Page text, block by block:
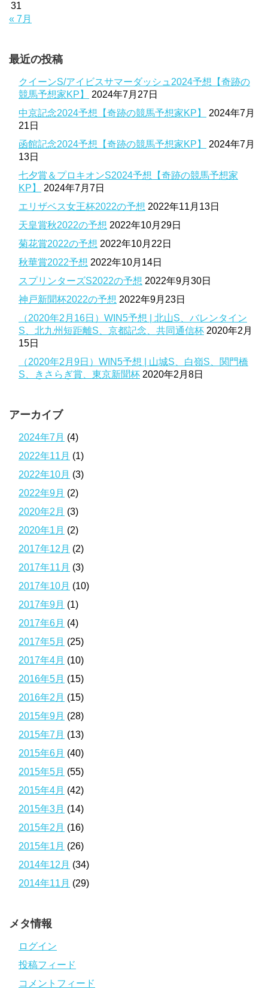
31
« 7月
最近の投稿
クイーンS/アイビスサマーダッシュ2024予想【奇跡の
競馬予想家KP】
2024年7月27日
中京記念2024予想【奇跡の競馬予想家KP】
2024年7月
21日
函館記念2024予想【奇跡の競馬予想家KP】
2024年7月
13日
七夕賞＆プロキオンS2024予想【奇跡の競馬予想家
KP】
2024年7月7日
エリザベス女王杯2022の予想 2022年11月13日
天皇賞秋2022の予想 2022年10月29日
菊花賞2022の予想 2022年10月22日
秋華賞2022予想 2022年10月14日
スプリンターズS2022の予想 2022年9月30日
神戸新聞杯2022の予想 2022年9月23日
（2020年2月16日）WIN5予想 | 北山S、バレンタイン
S、北九州短距離S、京都記念、共同通信杯 2020年2月
15日
（2020年2月9日）WIN5予想 | 山城S、白嶺S、関門橋
S、きさらぎ賞、東京新聞杯 2020年2月8日
アーカイブ
2024年7月 (4)
2022年11月 (1)
2022年10月 (3)
2022年9月 (2)
2020年2月 (3)
2020年1月 (2)
2017年12月 (2)
2017年11月 (3)
2017年10月 (10)
2017年9月 (1)
2017年6月 (4)
2017年5月 (25)
2017年4月 (10)
2016年5月 (15)
2016年2月 (15)
2015年9月 (28)
2015年7月 (13)
2015年6月 (40)
2015年5月 (55)
2015年4月 (42)
2015年3月 (14)
2015年2月 (16)
2015年1月 (26)
2014年12月 (34)
2014年11月 (29)
メタ情報
ログイン
投稿フィード
コメントフィード